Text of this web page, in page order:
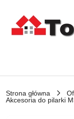
Strona główna
Akcesoria do pilarki